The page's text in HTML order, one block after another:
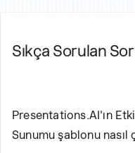
Sıkça Sorulan
Presentations.AI'ın
Sunumu şablonu nasıl